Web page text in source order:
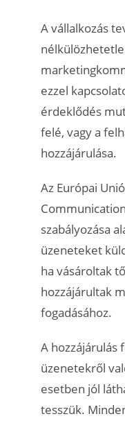
A vállalkozás
ezzel
érdeklődés
felé, vagy a
hozzájárulása.
Az Európai
szabályozása
üzeneteket
ha vásároltak
hozzájárultak
fogadásához.
A hozzájárulás
üzenetekről
esetben jól
tesszük.